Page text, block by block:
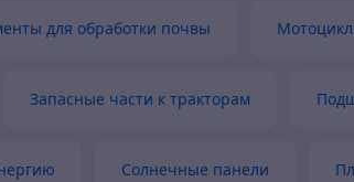
для обработки почвы
Запасные части к тракторам
Солнечные панели